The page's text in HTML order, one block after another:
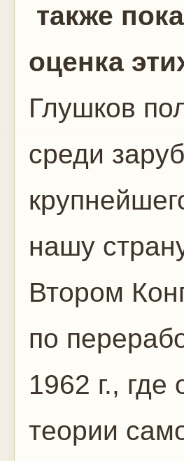
также
оценка
Глушков
среди
нашу
Втором
по
1962 г.,
теории